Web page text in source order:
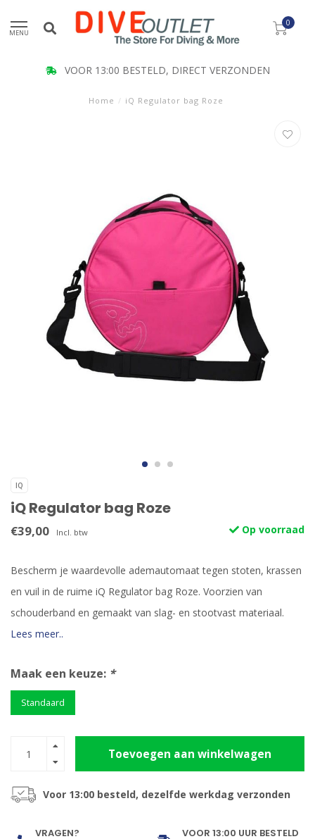
MENU
0
VOOR 13:00 BESTELD, DIRECT VERZONDEN
Home / iQ Regulator bag Roze
IQ
iQ Regulator bag Roze
€39,00 Incl. btw Op voorraad
Bescherm je waardevolle ademautomaat tegen stoten, krassen
en vuil in de ruime iQ Regulator bag Roze. Voorzien van
schouderband en gemaakt van slag- en stootvast materiaal.
Lees meer..
Maak een keuze: *
Standaard
Toevoegen aan winkelwagen
Voor 13:00 besteld, dezelfde werkdag verzonden
VRAGEN? VOOR 13:00 UUR BESTELD